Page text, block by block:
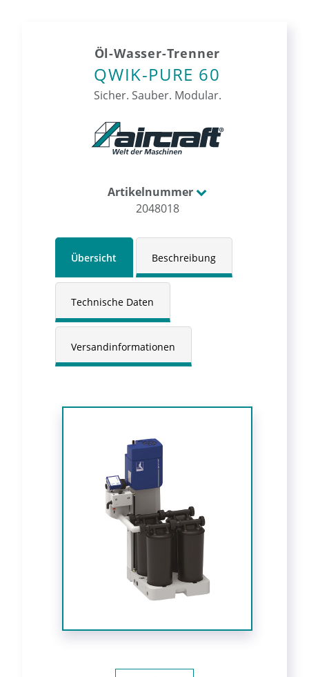
Öl-Wasser-Trenner
QWIK-PURE 60
Sicher. Sauber. Modular.
Artikelnummer
2048018
Übersicht Beschreibung
Technische Daten
Versandinformationen